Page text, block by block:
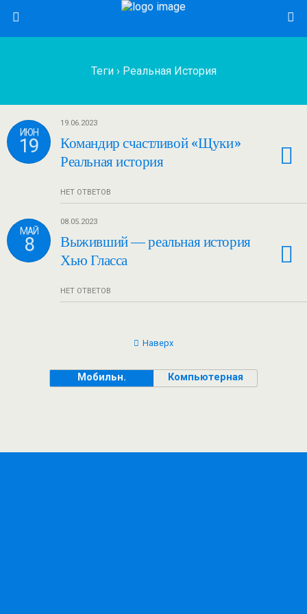
Теги › Реальная История
ИЮН
19
19.06.2023
Командир счастливой «Щуки»
Реальная история
НЕТ ОТВЕТОВ
МАЙ
8
08.05.2023
Выживший — реальная история
Хью Гласса
НЕТ ОТВЕТОВ
Наверх
Мобильн. Компьютерная